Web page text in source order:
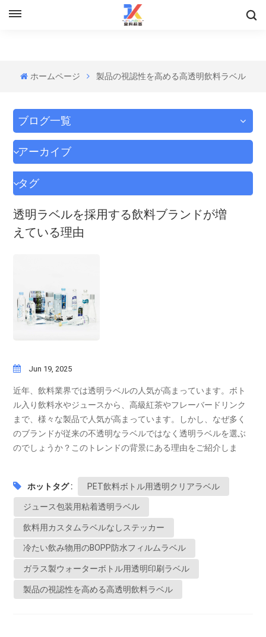
ホームページ 製品の視認性を高める高透明飲料ラベル
ブログ一覧
アーカイブ
タグ
透明ラベルを採用する飲料ブランドが増
えている理由
Jun 19, 2025
近年、飲料業界では透明ラベルの人気が高まっています。ボト
ル入り飲料水やジュースから、高級紅茶やフレーバードリンク
まで、様々な製品で人気が高まっています。しかし、なぜ多く
のブランドが従来の不透明なラベルではなく透明ラベルを選ぶ
のでしょうか？このトレンドの背景にある理由をご紹介しま
果を追加する、ラベル印刷で人気の仕上げ技法。 ブランドのIP
を強化する ロゴ、マスコット、または特徴的なデザイン要素を
より鮮明にし、認識しやすく、記憶に残るものにします。 ラベ
ルのない外観 高級感がありミニマルな外観を演出します。 1.
商品を際立たせる「ラベルなしの外観」を作り出す 明確なラベ
ル 洗練されたモダンでミニマルなデザインを実現するために、
ラベルはよく使用されます。PETボトルやガラスボトルなどの
透明な容器に貼ると、ラベルはほとんど見えなくなり、飲み物
そのものが際立ちます。この「ラベルレス」スタイルは、ミネ
ホットタグ : PET飲料ボトル用透明クリアラベル
ジュース包装用粘着透明ラベル
飲料用カスタムラベルなしステッカー
冷たい飲み物用のBOPP防水フィルムラベル
ガラス製ウォーターボトル用透明印刷ラベル
製品の視認性を高める高透明飲料ラベル